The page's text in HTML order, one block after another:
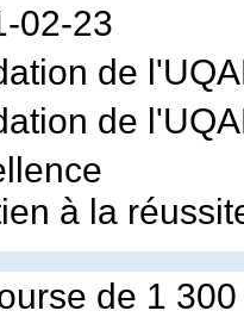
02-23
de
de
à la
de 1